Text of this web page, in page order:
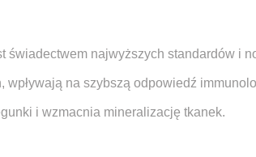
świadectwem najwyższych standardów i
na szybszą odpowiedź
i wzmacnia mineralizację tkanek.